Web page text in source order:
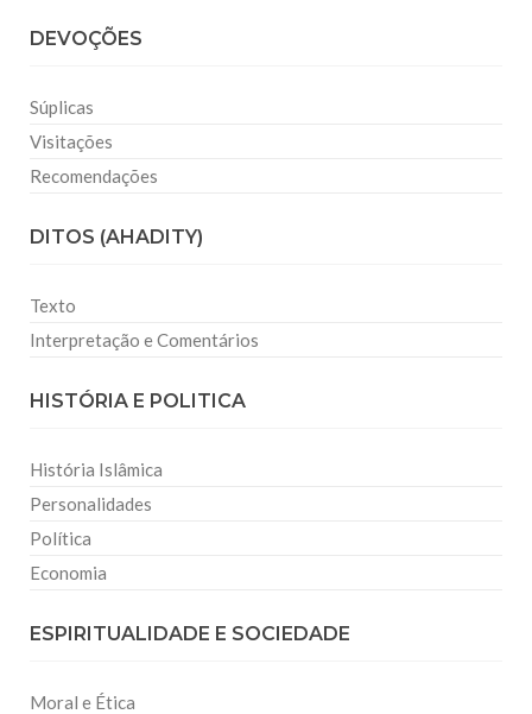
DEVOÇÕES
Súplicas
Visitações
Recomendações
DITOS (AHADITY)
Texto
Interpretação e Comentários
HISTÓRIA E POLITICA
História Islâmica
Personalidades
Política
Economia
ESPIRITUALIDADE E SOCIEDADE
Moral e Ética